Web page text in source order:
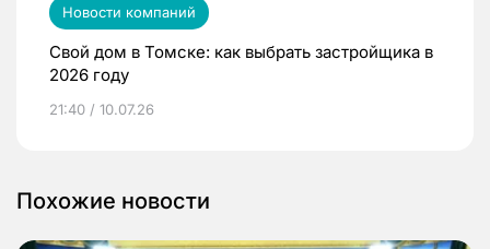
Новости компаний
Свой дом в Томске: как выбрать застройщика в
2026 году
21:40 / 10.07.26
Похожие новости